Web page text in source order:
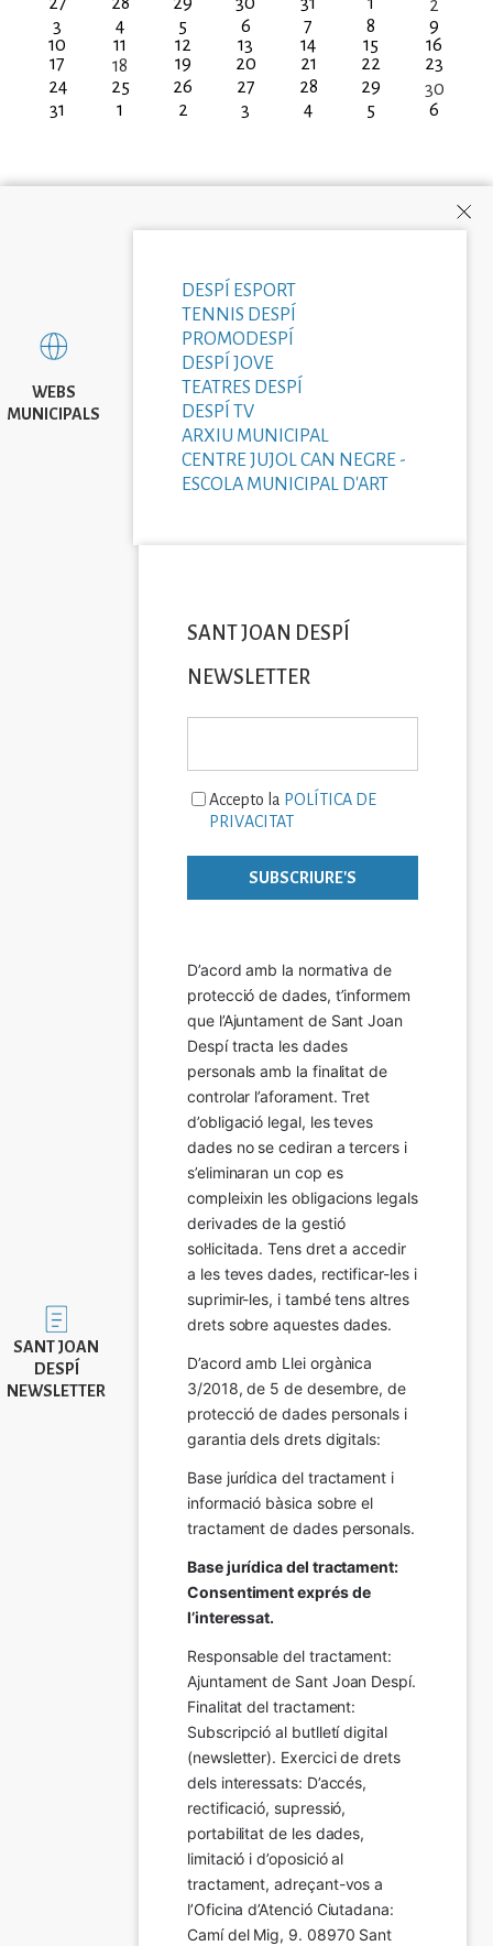
2
3
4 5 6 7 8
9
10
11 12 13 14 15
16
17
18 19 20 21 22
23
24
25 26 27 28 29
30
31
1 2 3 4 5 6
WEBS
MUNICIPALS
DESPÍ ESPORT
TENNIS DESPÍ
PROMODESPÍ
DESPÍ JOVE
TEATRES DESPÍ
DESPÍ TV
ARXIU MUNICIPAL
CENTRE JUJOL CAN NEGRE -
ESCOLA MUNICIPAL D'ART
Imatge
SANT JOAN
DESPÍ
NEWSLETTER
SANT JOAN DESPÍ
NEWSLETTER
Accepto la POLÍTICA DE
PRIVACITAT
D’acord amb la normativa de
protecció de dades, t’informem
que l’Ajuntament de Sant Joan
Despí tracta les dades
personals amb la finalitat de
controlar l’aforament. Tret
d’obligació legal, les teves
dades no se cediran a tercers i
s’eliminaran un cop es
compleixin les obligacions legals
derivades de la gestió
sol·licitada. Tens dret a accedir
a les teves dades, rectificar-les i
suprimir-les, i també tens altres
drets sobre aquestes dades.
D’acord amb Llei orgànica
3/2018, de 5 de desembre, de
protecció de dades personals i
garantia dels drets digitals:
Base jurídica del tractament i
informació bàsica sobre el
tractament de dades personals.
Base jurídica del tractament:
Consentiment exprés de
l’interessat.
Responsable del tractament:
Ajuntament de Sant Joan Despí.
Finalitat del tractament:
Subscripció al butlletí digital
(newsletter). Exercici de drets
dels interessats: D’accés,
rectificació, supressió,
portabilitat de les dades,
limitació i d’oposició al
tractament, adreçant-vos a
l’Oficina d’Atenció Ciutadana:
Camí del Mig, 9. 08970 Sant